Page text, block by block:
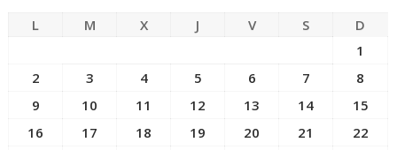
L M X J V S
D
1
2
3 4 5 6 7
8
9
10 11 12 13 14
15
16
17 18 19 20 21
22